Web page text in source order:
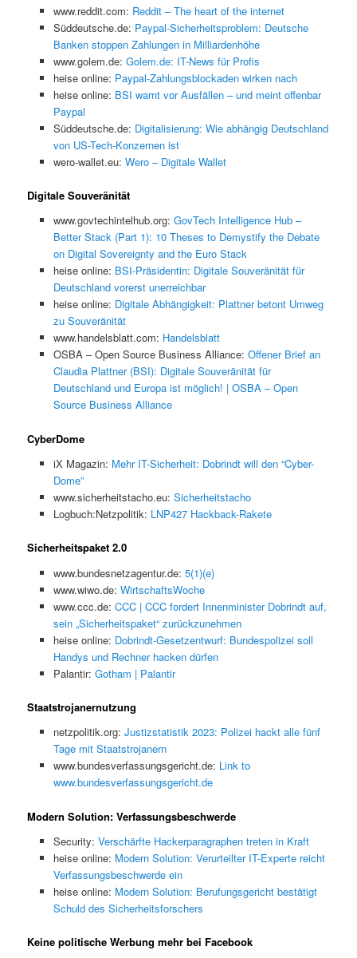
www.reddit.com: Reddit – The heart of the internet
Süddeutsche.de: Paypal-Sicherheitsproblem: Deutsche
Banken stoppen Zahlungen in Milliardenhöhe
www.golem.de: Golem.de: IT-News für Profis
heise online: Paypal-Zahlungsblockaden wirken nach
heise online: BSI warnt vor Ausfällen – und meint offenbar
Paypal
Süddeutsche.de: Digitalisierung: Wie abhängig Deutschland
von US-Tech-Konzernen ist
wero-wallet.eu: Wero – Digitale Wallet
Digitale Souveränität
www.govtechintelhub.org: GovTech Intelligence Hub –
Better Stack (Part 1): 10 Theses to Demystify the Debate
on Digital Sovereignty and the Euro Stack
heise online: BSI-Präsidentin: Digitale Souveränität für
Deutschland vorerst unerreichbar
heise online: Digitale Abhängigkeit: Plattner betont Umweg
zu Souveränität
www.handelsblatt.com: Handelsblatt
OSBA – Open Source Business Alliance: Offener Brief an
Claudia Plattner (BSI): Digitale Souveränität für
Deutschland und Europa ist möglich! | OSBA – Open
Source Business Alliance
CyberDome
iX Magazin: Mehr IT-Sicherheit: Dobrindt will den “Cyber-
Dome”
www.sicherheitstacho.eu: Sicherheitstacho
Logbuch:Netzpolitik: LNP427 Hackback-Rakete
Sicherheitspaket 2.0
www.bundesnetzagentur.de: 5(1)(e)
www.wiwo.de: WirtschaftsWoche
www.ccc.de: CCC | CCC fordert Innenminister Dobrindt auf,
sein „Sicherheitspaket“ zurückzunehmen
heise online: Dobrindt-Gesetzentwurf: Bundespolizei soll
Handys und Rechner hacken dürfen
Palantir: Gotham | Palantir
Staatstrojanernutzung
netzpolitik.org: Justizstatistik 2023: Polizei hackt alle fünf
Tage mit Staatstrojanern
www.bundesverfassungsgericht.de: Link to
www.bundesverfassungsgericht.de
Modern Solution: Verfassungsbeschwerde
Security: Verschärfte Hackerparagraphen treten in Kraft
heise online: Modern Solution: Verurteilter IT-Experte reicht
Verfassungsbeschwerde ein
heise online: Modern Solution: Berufungsgericht bestätigt
Schuld des Sicherheitsforschers
Keine politische Werbung mehr bei Facebook